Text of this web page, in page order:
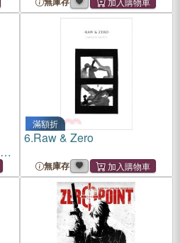
滿額折
6.Raw & Zero
無庫存